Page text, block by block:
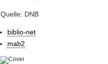
Quelle: DNB
biblio-net
mab2